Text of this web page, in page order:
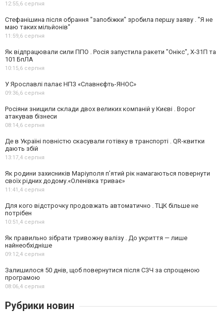
12:55,6 серпня
Стефанішина після обрання "запобіжки" зробила першу заяву . "Я не
маю таких мільйонів"
11:59,6 серпня
Як відпрацювали сили ППО . Росія запустила ракети "Онікс", Х-31П та
101 БпЛА
10:15,6 серпня
У Ярославлі палає НПЗ «Славнєфть-ЯНОС»
09:36,6 серпня
Росіяни знищили склади двох великих компаній у Києві . Ворог
атакував бізнеси
08:14,6 серпня
Де в Україні повністю скасували готівку в транспорті . QR-квитки
дають збій
13:17,4 серпня
Як родини захисників Маріуполя пʼятий рік намагаються повернути
своїх рідних додому.«Оленівка триває»
11:41,4 серпня
Для кого відстрочку продовжать автоматично . ТЦК більше не
потрібен
10:51,4 серпня
Як правильно зібрати тривожну валізу . До укриття — лише
найнеобхідніше
09:12,4 серпня
Залишилося 50 днів, щоб повернутися після СЗЧ за спрощеною
програмою
08:06,4 серпня
Рубрики новин